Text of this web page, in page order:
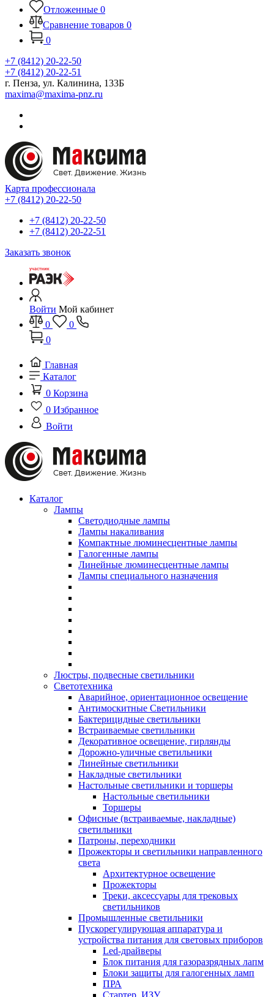
Отложенные 0
Сравнение товаров 0
0
+7 (8412) 20-22-50
+7 (8412) 20-22-51
г. Пенза, ул. Калинина, 133Б
maxima@maxima-pnz.ru
Карта профессионала
+7 (8412) 20-22-50
+7 (8412) 20-22-50
+7 (8412) 20-22-51
Заказать звонок
Войти Мой кабинет
0
0
0
Главная
Каталог
0 Корзина
0 Избранное
Войти
Каталог
Лампы
Светодиодные лампы
Лампы накаливания
Компактные люминесцентные лампы
Галогенные лампы
Линейные люминесцентные лампы
Лампы специального назначения
Люстры, подвесные светильники
Светотехника
Аварийное, ориентационное освещение
Антимоскитные Светильники
Бактерицидные светильники
Встраиваемые светильники
Декоративное освещение, гирлянды
Дорожно-уличные светильники
Линейные светильники
Накладные светильники
Настольные светильники и торшеры
Настольные светильники
Торшеры
Офисные (встраиваемые, накладные)
светильники
Патроны, переходники
Прожекторы и светильники направленного
света
Архитектурное освещение
Прожекторы
Треки, аксессуары для трековых
светильников
Промышленные светильники
Пускорегулирующая аппаратура и
устройства питания для световых приборов
Led-драйверы
Блок питания для газоразрядных лапм
Блоки защиты для галогенных ламп
ПРА
Стартер, ИЗУ